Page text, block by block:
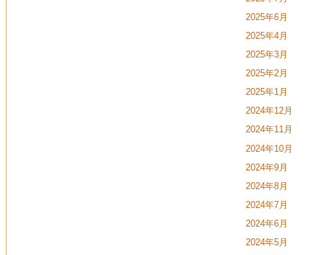
2025年6月
2025年4月
2025年3月
2025年2月
2025年1月
2024年12月
2024年11月
2024年10月
2024年9月
2024年8月
2024年7月
2024年6月
2024年5月